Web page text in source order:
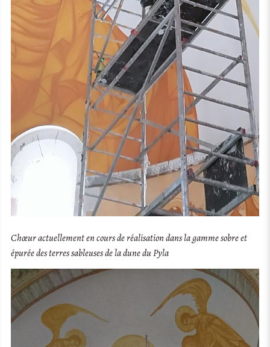
Chœur actuellement en cours de réalisation dans la gamme sobre et
épurée des terres sableuses de la dune du Pyla